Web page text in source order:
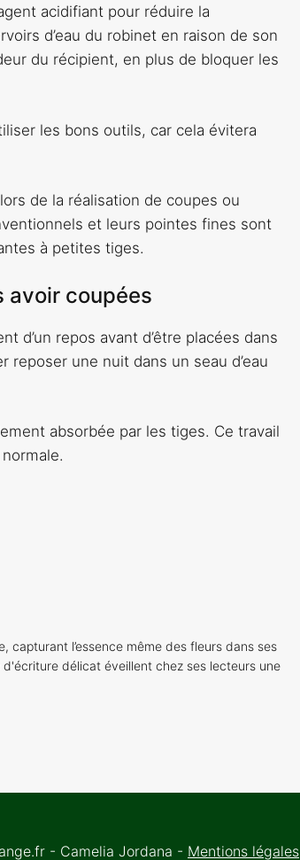
acidifiant pour réduire la
d’eau du robinet en raison de son
du récipient, en plus de bloquer les
les bons outils, car cela évitera
de la réalisation de coupes ou
et leurs pointes fines sont
à petites tiges.
avoir coupées
d’un repos avant d’être placées dans
une nuit dans un seau d’eau
absorbée par les tiges. Ce travail
capturant l’essence même des fleurs dans ses
délicat éveillent chez ses lecteurs une
- Camelia Jordana - Mentions légales